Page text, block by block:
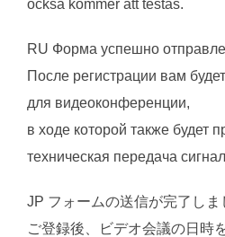
också kommer att testas.
RU Форма успешно
После регистрации вам
для видеоконференции,
в ходе которой также будет
техническая передача
JP フォームの送信が完了しま
ご登録後、ビデオ会議の日時